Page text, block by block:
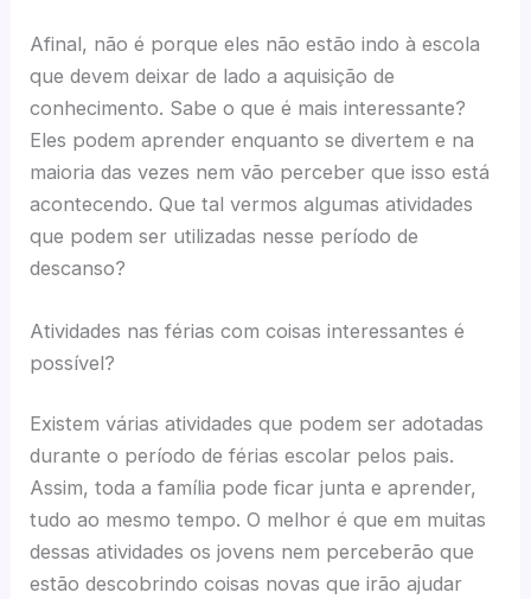
Afinal, não é porque eles não estão indo à escola
que devem deixar de lado a aquisição de
conhecimento. Sabe o que é mais interessante?
Eles podem aprender enquanto se divertem e na
maioria das vezes nem vão perceber que isso está
acontecendo. Que tal vermos algumas atividades
que podem ser utilizadas nesse período de
descanso?
Atividades nas férias com coisas interessantes é
possível?
Existem várias atividades que podem ser adotadas
durante o período de férias escolar pelos pais.
Assim, toda a família pode ficar junta e aprender,
tudo ao mesmo tempo. O melhor é que em muitas
dessas atividades os jovens nem perceberão que
estão descobrindo coisas novas que irão ajudar